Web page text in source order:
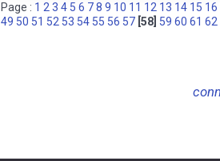
Page : 1 2 3 4 5 6 7 8 9 10 11 12 13 14 15 16
49 50 51 52 53 54 55 56 57 [58] 59 60 61 62